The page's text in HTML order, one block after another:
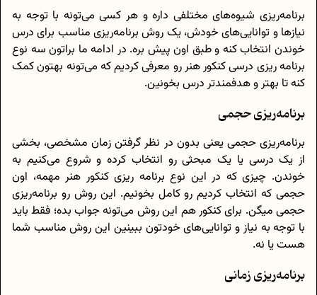
برنامه‌ریزی شیوه‌های مختلفی داره و هر کسی می‌تونه با توجه به
نیازها و توانایی‌های خودش، یک روش برنامه‌ریزی مناسب برای درس
خوندن انتخاب کنه و طبق اون پیش بره. در ادامه ما براتون سه نوع
برنامه ریزی درسی کنکور هنر رو معرفی کردیم که می‌تونه بهتون کمک
کنه تا بهتر و هدفمندتر درس بخونین.
برنامه‌ریزی حجمی
برنامه‌ریزی حجمی یعنی بدون در نظر گرفتن زمان مشخصی، بخشی
از یک درسی یا یک مبحثی رو انتخاب کرده و شروع می‌کنیم به
خوندن. چیزی که در این نوع برنامه ریزی کنکور هنر مهمه، اون
حجمی که انتخاب کردیم رو کامل بخونیم. این روش رو برنامه‌ریزی
حجمی میگن. برای کنکور هم این روش می‌تونه جواب بده؛ فقط باید
با توجه به نیاز و توانایی‌های خودتون ببینین این روش مناسب شما
هست یا نه.
برنامه‌ریزی زمانی